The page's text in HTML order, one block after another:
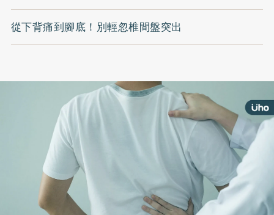
從下背痛到腳底！別輕忽椎間盤突出